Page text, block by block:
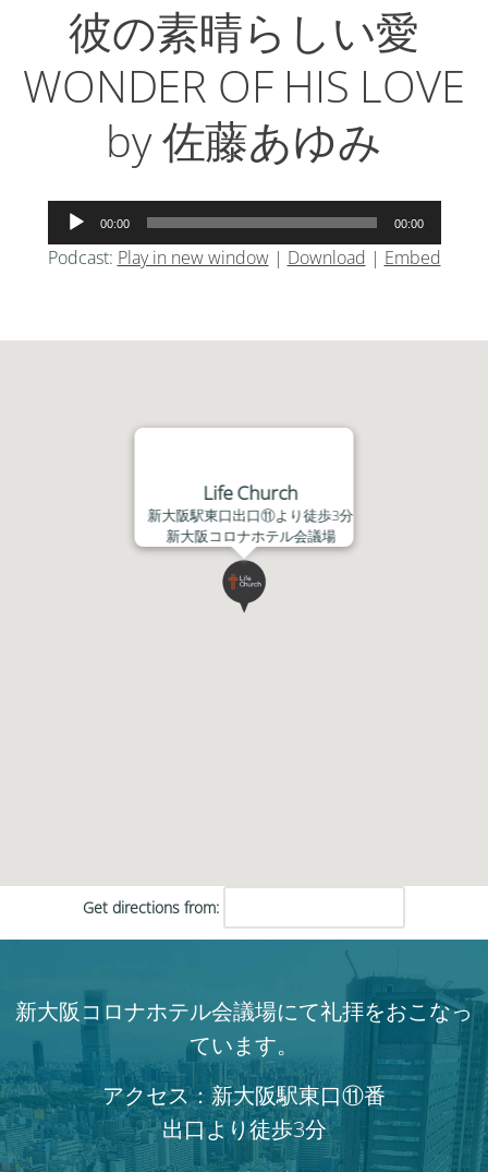
彼の素晴らしい愛
WONDER OF HIS LOVE
by 佐藤あゆみ
声
プ
ヤ
00:00 00:00
Podcast: Play in new window| Download | Embed
Life Church
新大阪駅東口出口⑪より徒歩3分
新大阪コロナホテル会議場
Get directions from:
新大阪コロナホテル会議場にて礼拝をおこなっ
ています。
アクセス：新大阪駅東口⑪番
出口より徒歩3分